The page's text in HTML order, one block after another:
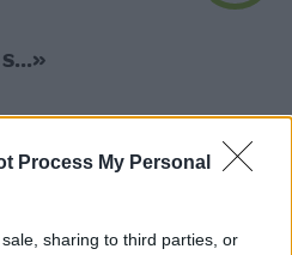
Process My Personal
sharing to third parties, or
colorato